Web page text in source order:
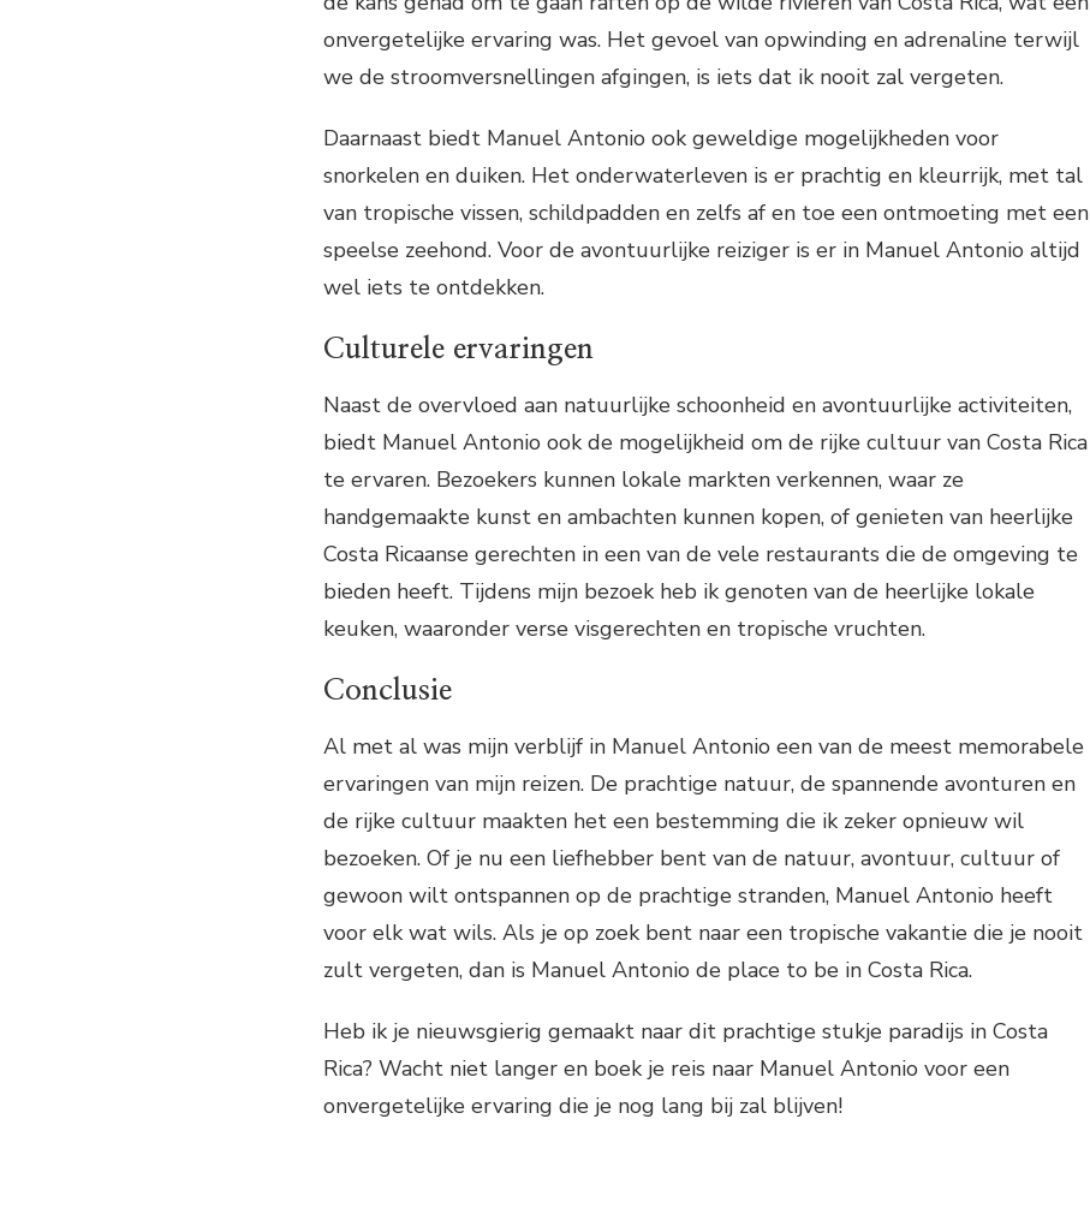
onvergetelijke ervaring was. Het gevoel van opwinding en adrenaline terwijl
we de stroomversnellingen afgingen, is iets dat ik nooit zal vergeten.
Daarnaast biedt Manuel Antonio ook geweldige mogelijkheden voor
snorkelen en duiken. Het onderwaterleven is er prachtig en kleurrijk, met tal
van tropische vissen, schildpadden en zelfs af en toe een ontmoeting met een
speelse zeehond. Voor de avontuurlijke reiziger is er in Manuel Antonio altijd
wel iets te ontdekken.
Culturele ervaringen
Naast de overvloed aan natuurlijke schoonheid en avontuurlijke activiteiten,
biedt Manuel Antonio ook de mogelijkheid om de rijke cultuur van Costa Rica
te ervaren. Bezoekers kunnen lokale markten verkennen, waar ze
handgemaakte kunst en ambachten kunnen kopen, of genieten van heerlijke
Costa Ricaanse gerechten in een van de vele restaurants die de omgeving te
bieden heeft. Tijdens mijn bezoek heb ik genoten van de heerlijke lokale
keuken, waaronder verse visgerechten en tropische vruchten.
Conclusie
Al met al was mijn verblijf in Manuel Antonio een van de meest memorabele
ervaringen van mijn reizen. De prachtige natuur, de spannende avonturen en
de rijke cultuur maakten het een bestemming die ik zeker opnieuw wil
bezoeken. Of je nu een liefhebber bent van de natuur, avontuur, cultuur of
gewoon wilt ontspannen op de prachtige stranden, Manuel Antonio heeft
voor elk wat wils. Als je op zoek bent naar een tropische vakantie die je nooit
zult vergeten, dan is Manuel Antonio de place to be in Costa Rica.
Heb ik je nieuwsgierig gemaakt naar dit prachtige stukje paradijs in Costa
Rica? Wacht niet langer en boek je reis naar Manuel Antonio voor een
onvergetelijke ervaring die je nog lang bij zal blijven!